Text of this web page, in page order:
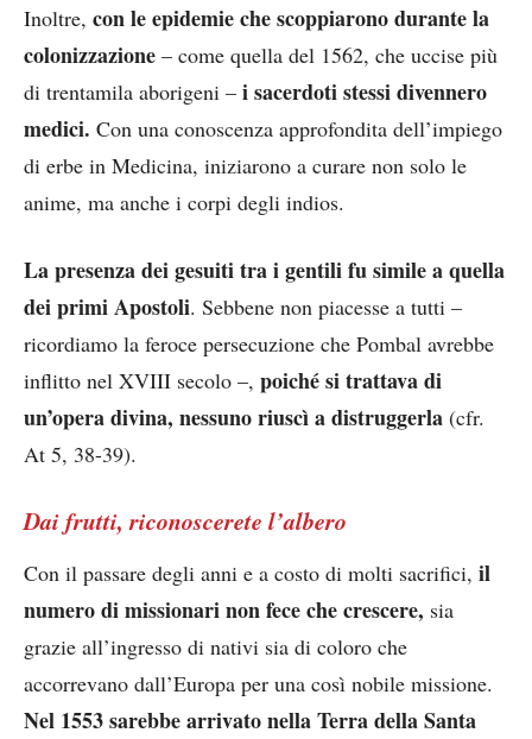
Inoltre, con le epidemie che scoppiarono durante la
colonizzazione – come quella del 1562, che uccise più
di trentamila aborigeni – i sacerdoti stessi divennero
medici. Con una conoscenza approfondita dell’impiego
di erbe in Medicina, iniziarono a curare non solo le
anime, ma anche i corpi degli indios.
La presenza dei gesuiti tra i gentili fu simile a quella
dei primi Apostoli. Sebbene non piacesse a tutti –
ricordiamo la feroce persecuzione che Pombal avrebbe
inflitto nel XVIII secolo –, poiché si trattava di
un’opera divina, nessuno riuscì a distruggerla (cfr.
At 5, 38-39).
Dai frutti, riconoscerete l’albero
Con il passare degli anni e a costo di molti sacrifici, il
numero di missionari non fece che crescere, sia
grazie all’ingresso di nativi sia di coloro che
accorrevano dall’Europa per una così nobile missione.
Nel 1553 sarebbe arrivato nella Terra della Santa